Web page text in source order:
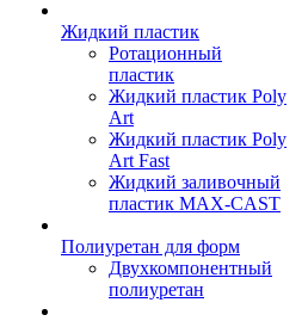
Жидкий пластик
Ротационный
пластик
Жидкий пластик Poly
Art
Жидкий пластик Poly
Art Fast
Жидкий заливочный
пластик MAX-CAST
Полиуретан для форм
Двухкомпонентный
полиуретан